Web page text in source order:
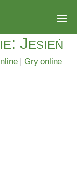
Jesień
| Gry online